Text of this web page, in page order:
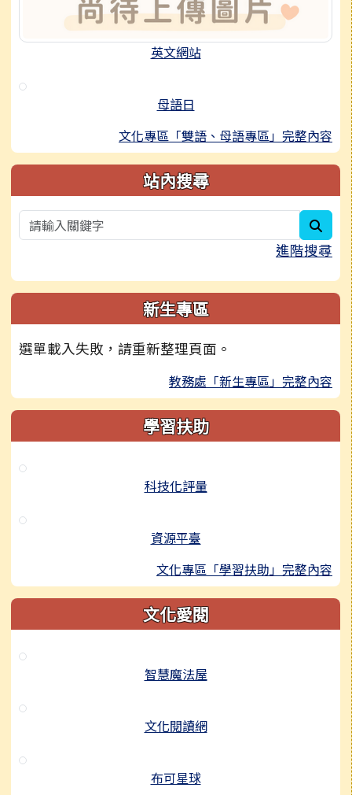
英文網站
母語日
文化專區「雙語、母語專區」完整內容
站內搜尋
進階搜尋
新生專區
選單載入失敗，請重新整理頁面。
教務處「新生專區」完整內容
學習扶助
科技化評量
資源平臺
文化專區「學習扶助」完整內容
文化愛閱
智慧魔法屋
文化閱讀網
布可星球